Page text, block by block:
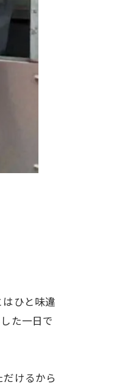
ひと味違
た一日で
けるから